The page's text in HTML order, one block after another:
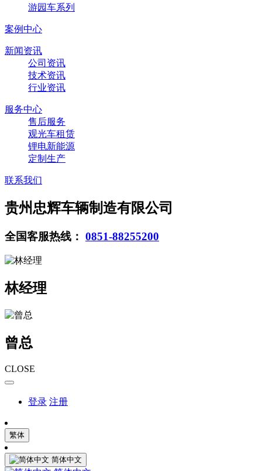
游园车系列
案例中心
新闻资讯
公司资讯
技术资讯
行业资讯
服务中心
售后服务
观光车租赁
锂电新能源
定制生产
联系我们
贵州忠辉车辆制造有限公司
全国客服热线： 0851-88255200
林经理
曾总
CLOSE
登录 注册
繁体
简体中文